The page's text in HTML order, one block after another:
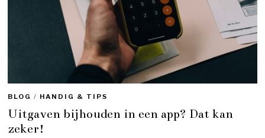
BLOG / HANDIG & TIPS
Uitgaven bijhouden in een app? Dat kan
zeker!